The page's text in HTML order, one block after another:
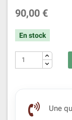
90,00 €
En stock
Une